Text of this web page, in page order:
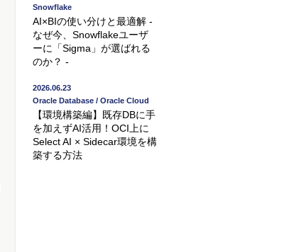
Snowflake
AI×BIの使い分けと最適解 -
なぜ今、Snowflakeユーザ
ーに「Sigma」が選ばれる
のか？ -
2026.06.23
Oracle Database / Oracle Cloud
【環境構築編】既存DBに手
を加えずAI活用！OCI上に
Select AI × Sidecar環境を構
築する方法